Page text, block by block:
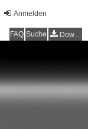
Anmelden
FAQ Suche Downloads